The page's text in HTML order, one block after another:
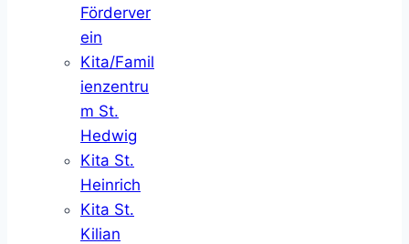
Förderver
ein
Kita/Famil
ienzentru
m St.
Hedwig
Kita St.
Heinrich
Kita St.
Kilian